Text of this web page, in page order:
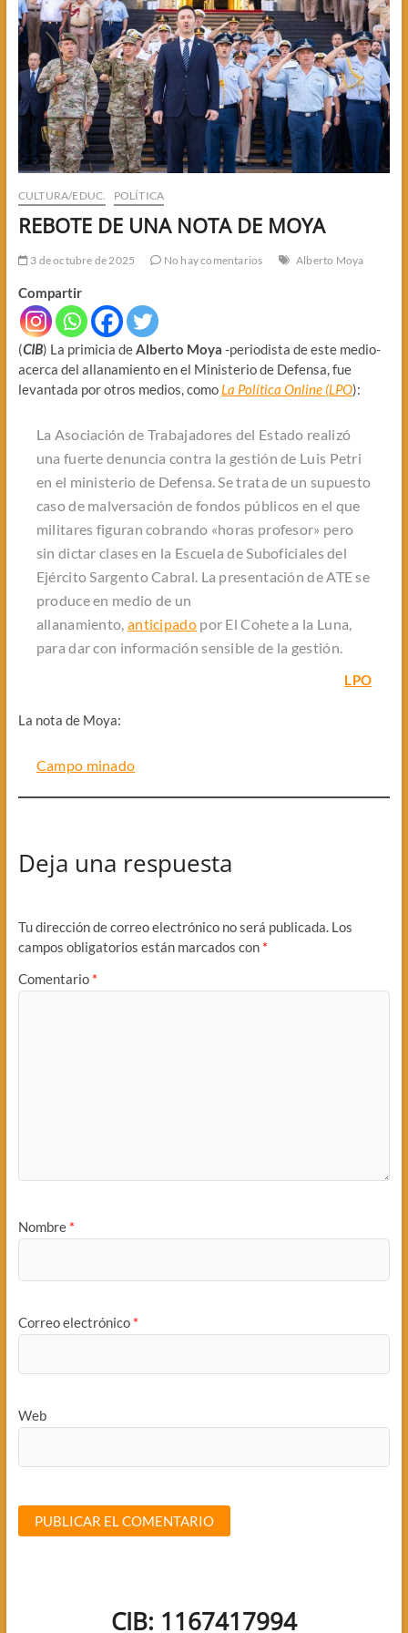
CULTURA/EDUC. POLÍTICA
REBOTE DE UNA NOTA DE MOYA
3 de octubre de 2025 No hay comentarios Alberto Moya
Compartir
(CIB) La primicia deAlberto Moya -periodista de este medio-
acerca del allanamiento en el Ministerio de Defensa, fue
levantada por otros medios, como La Política Online (LPO):
La Asociación de Trabajadores del Estado realizó
una fuerte denuncia contra la gestión de Luis Petri
en el ministerio de Defensa. Se trata de un supuesto
caso de malversación de fondos públicos en el que
militares figuran cobrando «horas profesor» pero
sin dictar clases en la Escuela de Suboficiales del
Ejército Sargento Cabral. La presentación de ATE se
produce en medio de un
allanamiento, anticipadopor El Cohete a la Luna,
para dar con información sensible de la gestión.
LPO
La nota de Moya:
Campo minado
Deja una respuesta
Tu dirección de correo electrónico no será publicada. Los
campos obligatorios están marcados con *
Comentario *
Nombre *
Correo electrónico *
Web
CIB: 1167417994